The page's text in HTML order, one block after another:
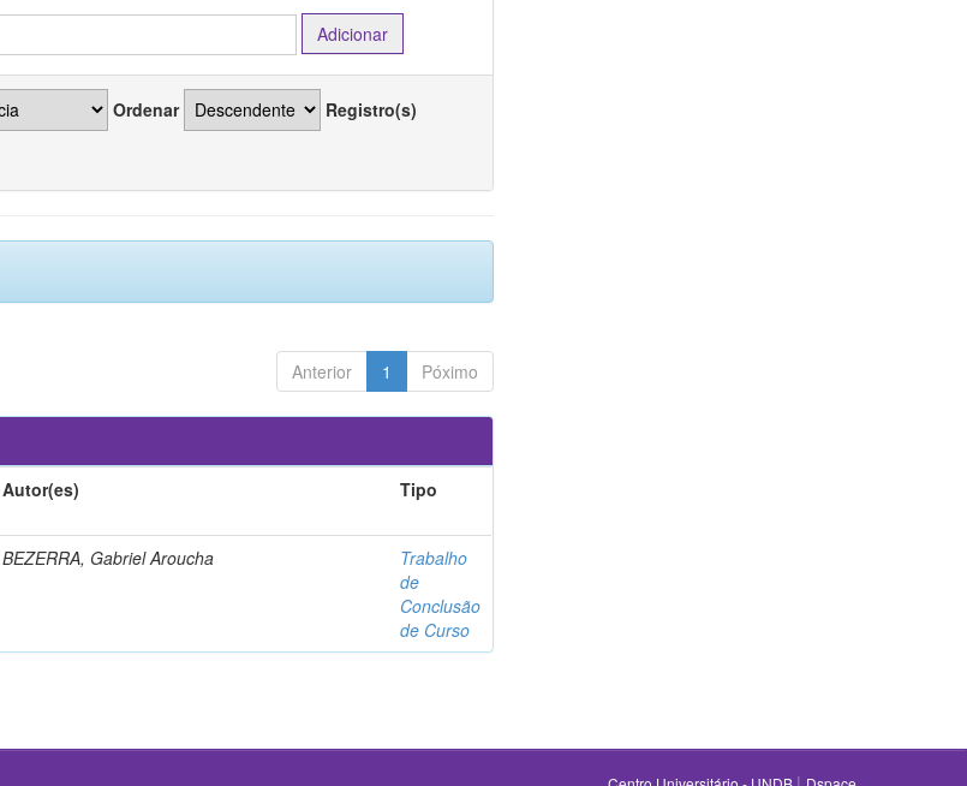
Ordenar Registro(s)
Anterior 1 Póximo
Autor(es) Tipo
BEZERRA, Gabriel Aroucha
Trabalho
de
Conclusão
de Curso